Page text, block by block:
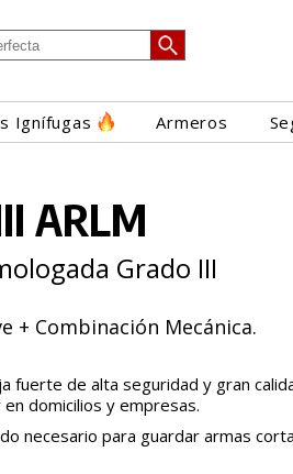
Ignífugas Armeros
ARLM
Grado III
+ Combinación Mecánica.
fuerte de alta seguridad y gran
domicilios y empresas.
necesario para guardar armas